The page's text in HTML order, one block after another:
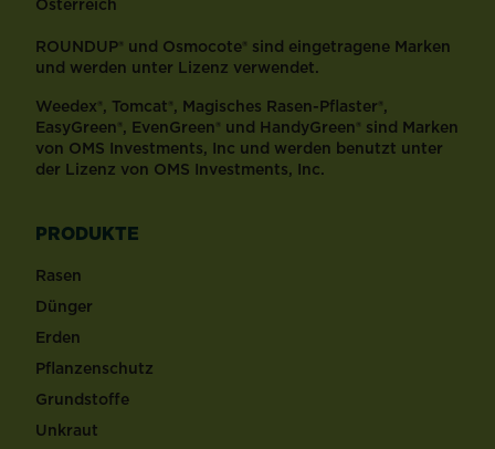
Österreich
ROUNDUP® und Osmocote® sind eingetragene Marken
und werden unter Lizenz verwendet.
Weedex®, Tomcat®, Magisches Rasen-Pflaster®,
EasyGreen®, EvenGreen® und HandyGreen® sind Marken
von OMS Investments, Inc und werden benutzt unter
der Lizenz von OMS Investments, Inc.
PRODUKTE
Rasen
Dünger
Erden
Pflanzenschutz
Grundstoffe
Unkraut